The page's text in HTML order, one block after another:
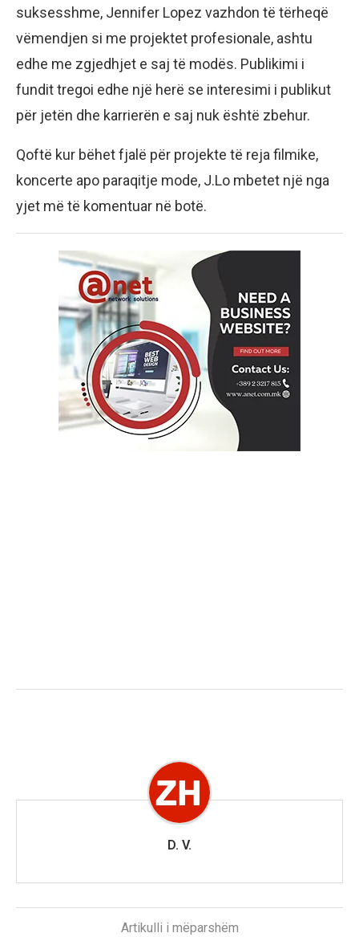
suksesshme, Jennifer Lopez vazhdon të tërheqë
vëmendjen si me projektet profesionale, ashtu
edhe me zgjedhjet e saj të modës. Publikimi i
fundit tregoi edhe një herë se interesimi i publikut
për jetën dhe karrierën e saj nuk është zbehur.
Qoftë kur bëhet fjalë për projekte të reja filmike,
koncerte apo paraqitje mode, J.Lo mbetet një nga
yjet më të komentuar në botë.
D. V.
Artikulli i mëparshëm